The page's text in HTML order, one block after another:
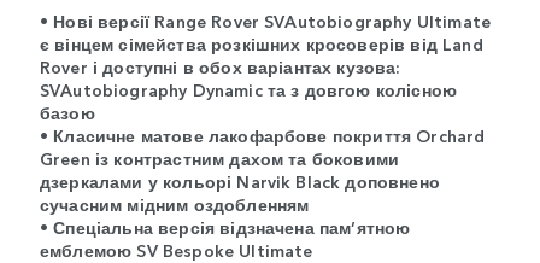
• Нові версії Range Rover SVAutobiography Ultimate
є вінцем сімейства розкішних кросоверів від Land
Rover і доступні в обох варіантах кузова:
SVAutobiography Dynamic та з довгою колісною
базою
• Класичне матове лакофарбове покриття Orchard
Green із контрастним дахом та боковими
дзеркалами у кольорі Narvik Black доповнено
сучасним мідним оздобленням
• Спеціальна версія відзначена пам’ятною
емблемою SV Bespoke Ultimate